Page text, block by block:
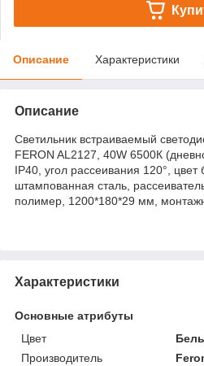
Описание Характеристики
Описание
Светильник встраиваемый
FERON AL2127, 40W 6500К
IP40, угол рассеивания 120°, цвет
штампованная сталь,
полимер, 1200*180*29 мм,
Характеристики
Основные атрибуты
Цвет
Производитель